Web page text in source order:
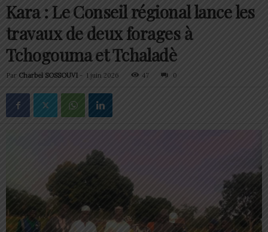
Kara : Le Conseil régional lance les
travaux de deux forages à
Tchogouma et Tchaladè
Par Charbel SOSSOUVI - 1 juin 2026 47 0